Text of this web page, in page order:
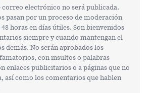
electrónico no será publicada.
pasan por un proceso de moderación
horas en días útiles. Son bienvenidos
siempre y cuando mantengan el
demás. No serán aprobados los
con insultos o palabras
enlaces publicitarios o a páginas que no
así como los comentarios que hablen